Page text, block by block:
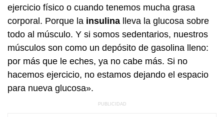
ejercicio físico o cuando tenemos mucha grasa
corporal. Porque la insulina lleva la glucosa sobre
todo al músculo. Y si somos sedentarios, nuestros
músculos son como un depósito de gasolina lleno:
por más que le eches, ya no cabe más. Si no
hacemos ejercicio, no estamos dejando el espacio
para nueva glucosa».